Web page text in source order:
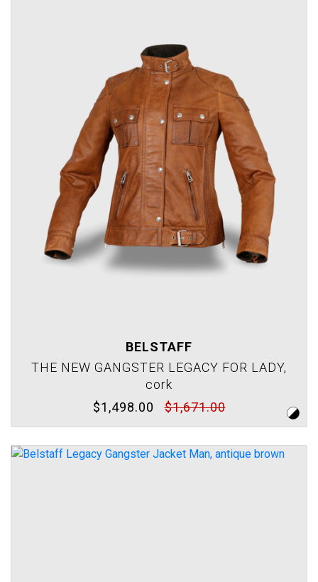
BELSTAFF
THE NEW GANGSTER LEGACY FOR LADY,
cork
$1,498.00
$1,671.00